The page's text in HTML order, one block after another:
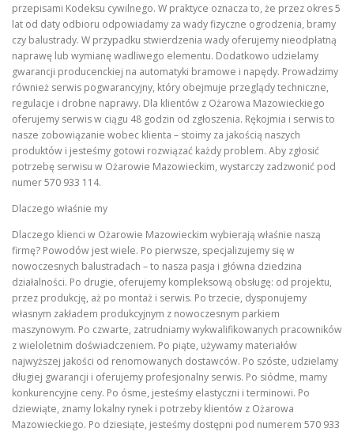
przepisami Kodeksu cywilnego. W praktyce oznacza to, że przez okres 5
lat od daty odbioru odpowiadamy za wady fizyczne ogrodzenia, bramy
czy balustrady. W przypadku stwierdzenia wady oferujemy nieodpłatną
naprawę lub wymianę wadliwego elementu. Dodatkowo udzielamy
gwarancji producenckiej na automatyki bramowe i napędy. Prowadzimy
również serwis pogwarancyjny, który obejmuje przeglądy techniczne,
regulacje i drobne naprawy. Dla klientów z Ożarowa Mazowieckiego
oferujemy serwis w ciągu 48 godzin od zgłoszenia. Rękojmia i serwis to
nasze zobowiązanie wobec klienta – stoimy za jakością naszych
produktów i jesteśmy gotowi rozwiązać każdy problem. Aby zgłosić
potrzebę serwisu w Ożarowie Mazowieckim, wystarczy zadzwonić pod
numer 570 933 114.
Dlaczego właśnie my
Dlaczego klienci w Ożarowie Mazowieckim wybierają właśnie naszą
firmę? Powodów jest wiele. Po pierwsze, specjalizujemy się w
nowoczesnych balustradach – to nasza pasja i główna dziedzina
działalności. Po drugie, oferujemy kompleksową obsługę: od projektu,
przez produkcję, aż po montaż i serwis. Po trzecie, dysponujemy
własnym zakładem produkcyjnym z nowoczesnym parkiem
maszynowym. Po czwarte, zatrudniamy wykwalifikowanych pracowników
z wieloletnim doświadczeniem. Po piąte, używamy materiałów
najwyższej jakości od renomowanych dostawców. Po szóste, udzielamy
długiej gwarancji i oferujemy profesjonalny serwis. Po siódme, mamy
konkurencyjne ceny. Po ósme, jesteśmy elastyczni i terminowi. Po
dziewiąte, znamy lokalny rynek i potrzeby klientów z Ożarowa
Mazowieckiego. Po dziesiąte, jesteśmy dostępni pod numerem 570 933